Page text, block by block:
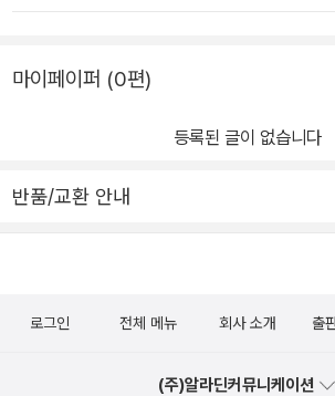
도 감정 표현이 필요하다는 것을..그리고 이 모
텐데...선생님의 감정을 존중해주는 아이들의
있는 수많은 표정을 얼굴을 보고 선생님은 아이
표정을 지으려고 노력하시겠지?선생님의 잃
책을 읽으면서 선생님에겐 어떤 다양한 표정
마이페이퍼 (0편)
등록된 글이 없습니다
반품/교환 안내
로그인 전체 메뉴 회사 소개 출
(주)알라딘커뮤니케이션